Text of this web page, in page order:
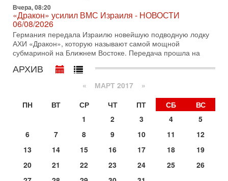
Битва за разоружение ХАМАСа - НОВОСТИ
31/07/2026
Сегодня президент США Дональд Трамп заявил о
достижении исторического соглашения о полном
разоружении ХАМАСа и других вооруженных группировок в
Иран доведет Трампа до крайних мер? Разбор и
оценка от военного обозревателя Давида Шарпа
Ситуация вокруг противостояния Ирана и США накаляется
с каждым днем. Почему Трамп в самый последний момент
отменил решение о нанесении тяжелых ударов
Покупатель авиакомпании «Аркия» намерен
запретить полеты по субботам!
Вокруг возможной продажи авиакомпании «Аркия»
разгорается громкий конфликт.
Вчера, 08:20
«Дракон» усилил ВМС Израиля - НОВОСТИ
06/08/2026
Германия передала Израилю новейшую подводную лодку
АХИ «Дракон», которую называют самой мощной
субмариной на Ближнем Востоке. Передача прошла на
АРХИВ
« МАРТ 2017 »
ПН
ВТ СР ЧТ ПТ СБ
ВС
1
2 3 4
5
6
7 8 9 10 11
12
13
14 15 16 17 18
19
20
21 22 23 24 25
26